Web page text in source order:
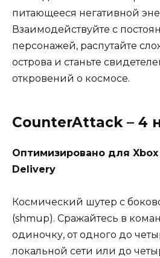
питающееся негативной
Взаимодействуйте с
персонажей, распутайте
острова и станьте
откровений о космосе.
CounterAttack – 4
Оптимизировано для Xbox
Delivery
Космический шутер с
(shmup). Сражайтесь в
одиночку, от одного до
локальной сети или до